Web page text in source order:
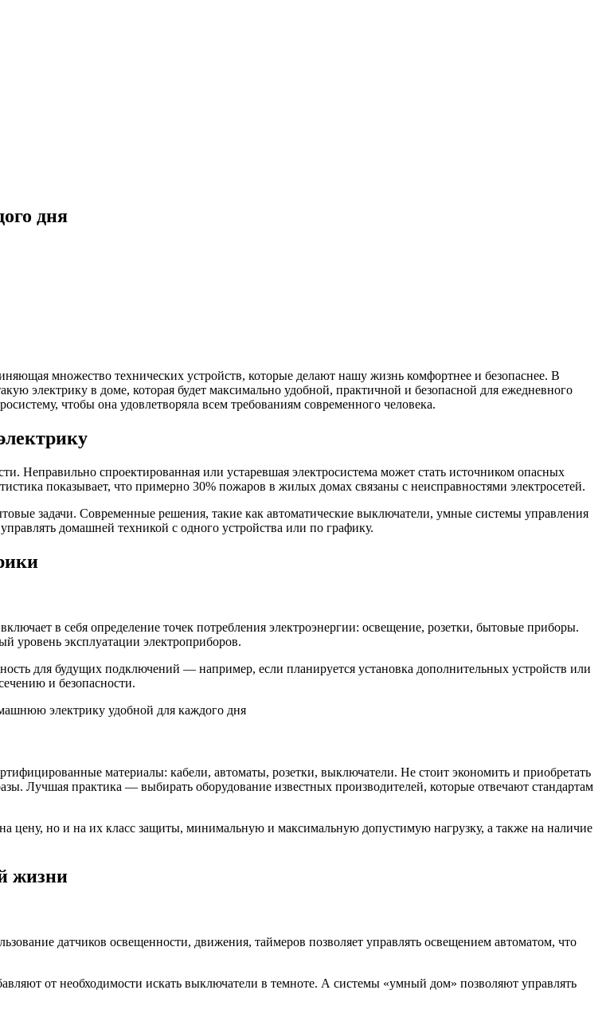
дня
множество технических устройств, которые делают нашу жизнь комфортнее и безопаснее. В
электрику в доме, которая будет максимально удобной, практичной и безопасной для ежедневного
чтобы она удовлетворяла всем требованиям современного человека.
Неправильно спроектированная или устаревшая электросистема может стать источником опасных
показывает, что примерно 30% пожаров в жилых домах связаны с неисправностями электросетей.
задачи. Современные решения, такие как автоматические выключатели, умные системы управления
домашней техникой с одного устройства или по графику.
в себя определение точек потребления электроэнергии: освещение, розетки, бытовые приборы.
уровень эксплуатации электроприборов.
для будущих подключений — например, если планируется установка дополнительных устройств или
и безопасности.
материалы: кабели, автоматы, розетки, выключатели. Не стоит экономить и приобретать
Лучшая практика — выбирать оборудование известных производителей, которые отвечают стандартам
цену, но и на их класс защиты, минимальную и максимальную допустимую нагрузку, а также на наличие
жизни
датчиков освещенности, движения, таймеров позволяет управлять освещением автоматом, что
от необходимости искать выключатели в темноте. А системы «умный дом» позволяют управлять